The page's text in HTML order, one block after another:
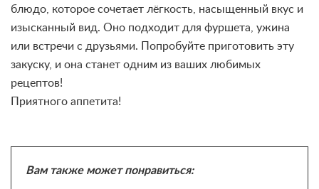
блюдо, которое сочетает лёгкость, насыщенный вкус и
изысканный вид. Оно подходит для фуршета, ужина
или встречи с друзьями. Попробуйте приготовить эту
закуску, и она станет одним из ваших любимых
рецептов!
Приятного аппетита!
Вам также может понравиться: